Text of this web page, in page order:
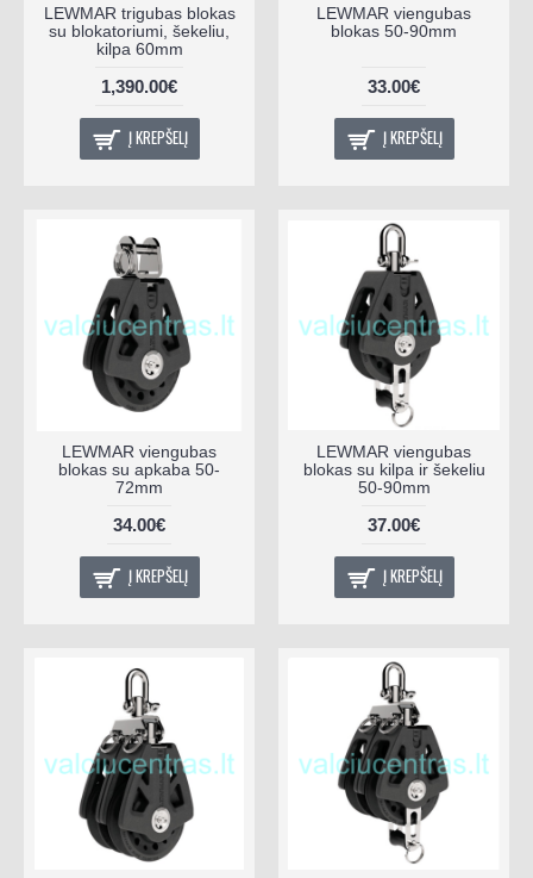
LEWMAR trigubas blokas
su blokatoriumi, šekeliu,
kilpa 60mm
1,390.00€
Į KREPŠELĮ
LEWMAR viengubas
blokas 50-90mm
33.00€
Į KREPŠELĮ
LEWMAR viengubas
blokas su apkaba 50-
72mm
34.00€
Į KREPŠELĮ
LEWMAR viengubas
blokas su kilpa ir šekeliu
50-90mm
37.00€
Į KREPŠELĮ